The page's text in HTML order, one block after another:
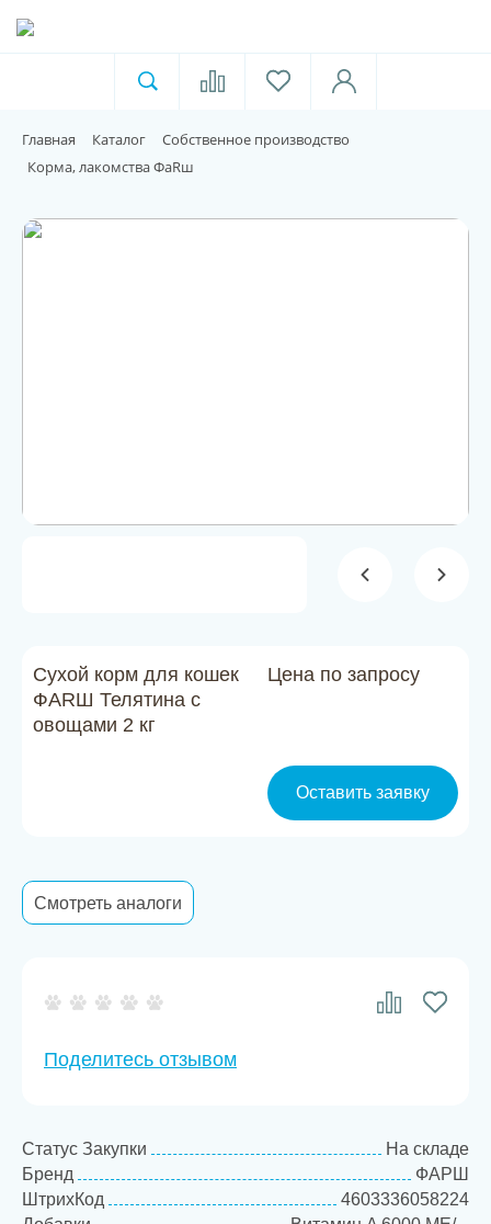
Для пищевой индустрии
Домашние животные
Контакты
О компании
Главная Каталог
Собственное производство
Корма, лакомства ФaRш
Сухой корм для кошек
ФАRШ Телятина с
овощами 2 кг
Цена по запросу
Оставить заявку
Смотреть аналоги
Поделитесь отзывом
Статус Закупки
На складе
Бренд
ФАРШ
ШтрихКод
4603336058224